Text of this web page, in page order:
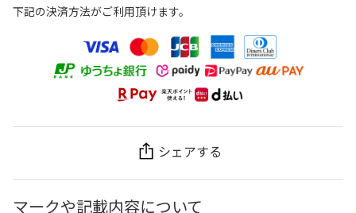
下記の決済方法がご利用頂けます。
シェアする
マークや記載内容について